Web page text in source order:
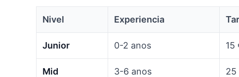
Nivel Experiencia
Junior 0-2 anos 15
Mid 3-6 anos 25